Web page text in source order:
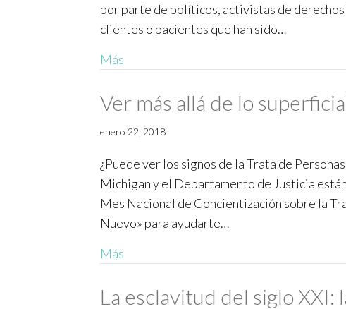
por parte de políticos, activistas de
clientes o pacientes que han sido…
Más
Ver más allá de lo
enero 22, 2018
¿Puede ver los signos de la Trata de
Michigan y el Departamento de Justicia
Mes Nacional de Concientización sobre la
Nuevo» para ayudarte…
Más
La esclavitud del siglo XXI: